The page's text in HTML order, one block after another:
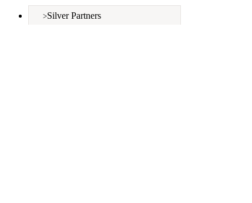
Silver Partners